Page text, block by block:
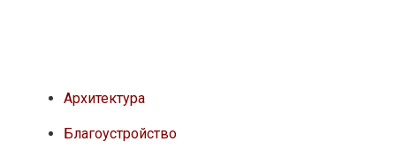
Архитектура
Благоустройство